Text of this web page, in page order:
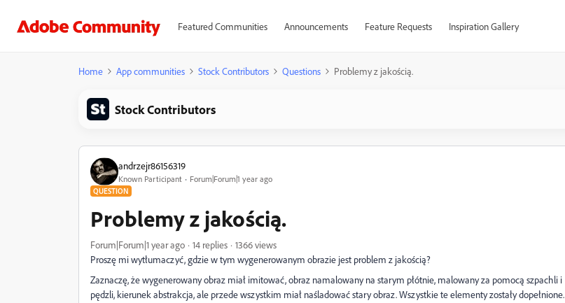
Featured Communities Announcements Feature Requests Inspiration Gallery
Home App communities Stock Contributors Questions Problemy z jakością.
Stock Contributors
andrzejr86156319
Known Participant Forum|Forum|1 year ago
QUESTION
Problemy z jakością.
Forum|Forum|1 year ago 14 replies
1366 views
Proszę mi wytłumaczyć, gdzie w tym wygenerowanym obrazie jest problem z jakością?
Zaznaczę, że wygenerowany obraz miał imitować, obraz namalowany na starym płótnie, malowany za pomocą szpachli i
pędzli, kierunek abstrakcja, ale przede wszystkim miał naśladować stary obraz. Wszystkie te elementy zostały dopełnione.